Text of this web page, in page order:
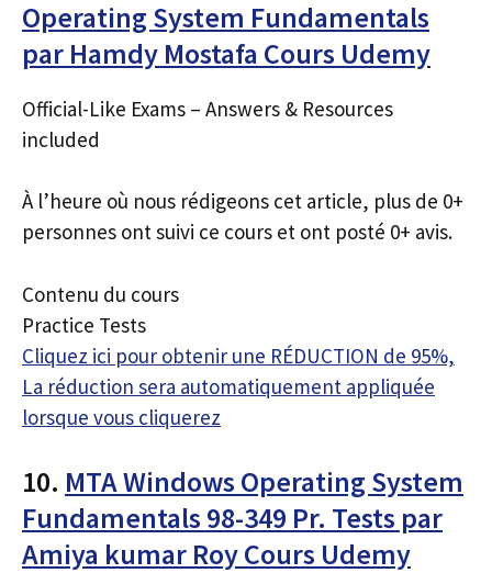
Operating System Fundamentals
par Hamdy Mostafa Cours Udemy
Official-Like Exams – Answers & Resources
included
À l’heure où nous rédigeons cet article, plus de 0+
personnes ont suivi ce cours et ont posté 0+ avis.
Contenu du cours
Practice Tests
Cliquez ici pour obtenir une RÉDUCTION de 95%,
La réduction sera automatiquement appliquée
lorsque vous cliquerez
10. MTA Windows Operating System
Fundamentals 98-349 Pr. Tests par
Amiya kumar Roy Cours Udemy